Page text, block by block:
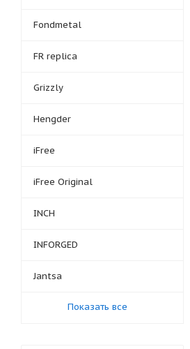
Fondmetal
FR replica
Grizzly
Hengder
iFree
iFree Original
INCH
INFORGED
Jantsa
Показать все